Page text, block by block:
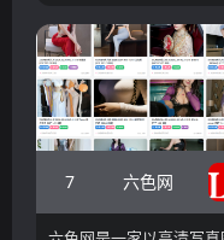
及各类高清图片资源。从
开数据来看，平台拥有较
的收录规模和稳定的访问
量，在写真图片领域具有
定知名度。网站内容主要
绕成人写真、人物摄影以
高清图片展示展开，用
以通过不同主题、模特
7 六色网